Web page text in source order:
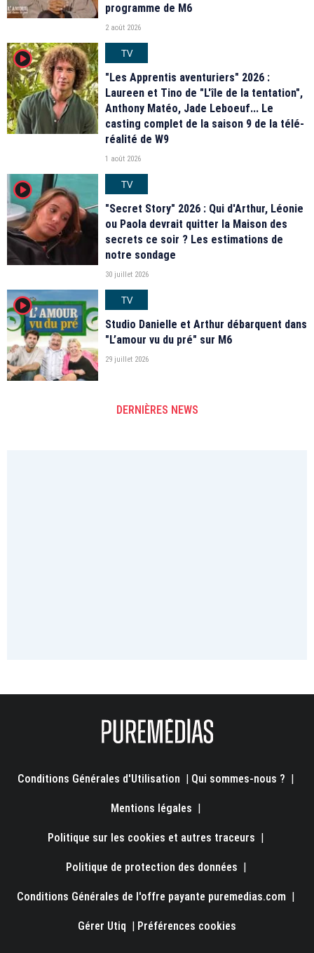
programme de M6
2 août 2026
player2
TV
"Les Apprentis aventuriers" 2026 :
Laureen et Tino de "L'île de la tentation",
Anthony Matéo, Jade Leboeuf... Le
casting complet de la saison 9 de la télé-
réalité de W9
1 août 2026
player2
TV
"Secret Story" 2026 : Qui d'Arthur, Léonie
ou Paola devrait quitter la Maison des
secrets ce soir ? Les estimations de
notre sondage
30 juillet 2026
player2
TV
Studio Danielle et Arthur débarquent dans
"L’amour vu du pré" sur M6
29 juillet 2026
DERNIÈRES NEWS
Conditions Générales d'Utilisation | Qui sommes-nous ? |
Mentions légales |
Politique sur les cookies et autres traceurs |
Politique de protection des données |
Conditions Générales de l'offre payante puremedias.com |
Gérer Utiq | Préférences cookies